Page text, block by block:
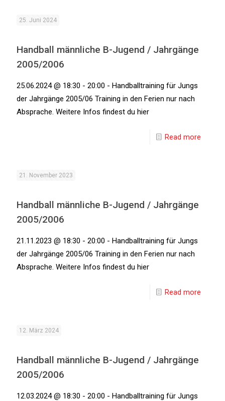
25. Juni 2024
Handball männliche B-Jugend / Jahrgänge
2005/2006
25.06.2024 @ 18:30 - 20:00 - Handballtraining für Jungs
der Jahrgänge 2005/06 Training in den Ferien nur nach
Absprache. Weitere Infos findest du hier
Read more
21. November 2023
Handball männliche B-Jugend / Jahrgänge
2005/2006
21.11.2023 @ 18:30 - 20:00 - Handballtraining für Jungs
der Jahrgänge 2005/06 Training in den Ferien nur nach
Absprache. Weitere Infos findest du hier
Read more
12. März 2024
Handball männliche B-Jugend / Jahrgänge
2005/2006
12.03.2024 @ 18:30 - 20:00 - Handballtraining für Jungs